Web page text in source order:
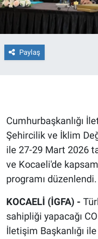
Paylaş
Cumhurbaşkanlığı
Şehircilik ve İklim
ile 27-29 Mart 2026
ve Kocaeli'de
programı düzenlendi.
KOCAELİ (İGFA) -
sahipliği yapacağı
İletişim Başkanlığı